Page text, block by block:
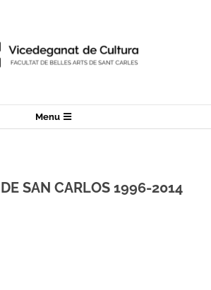
Menu
SAN CARLOS 1996-2014